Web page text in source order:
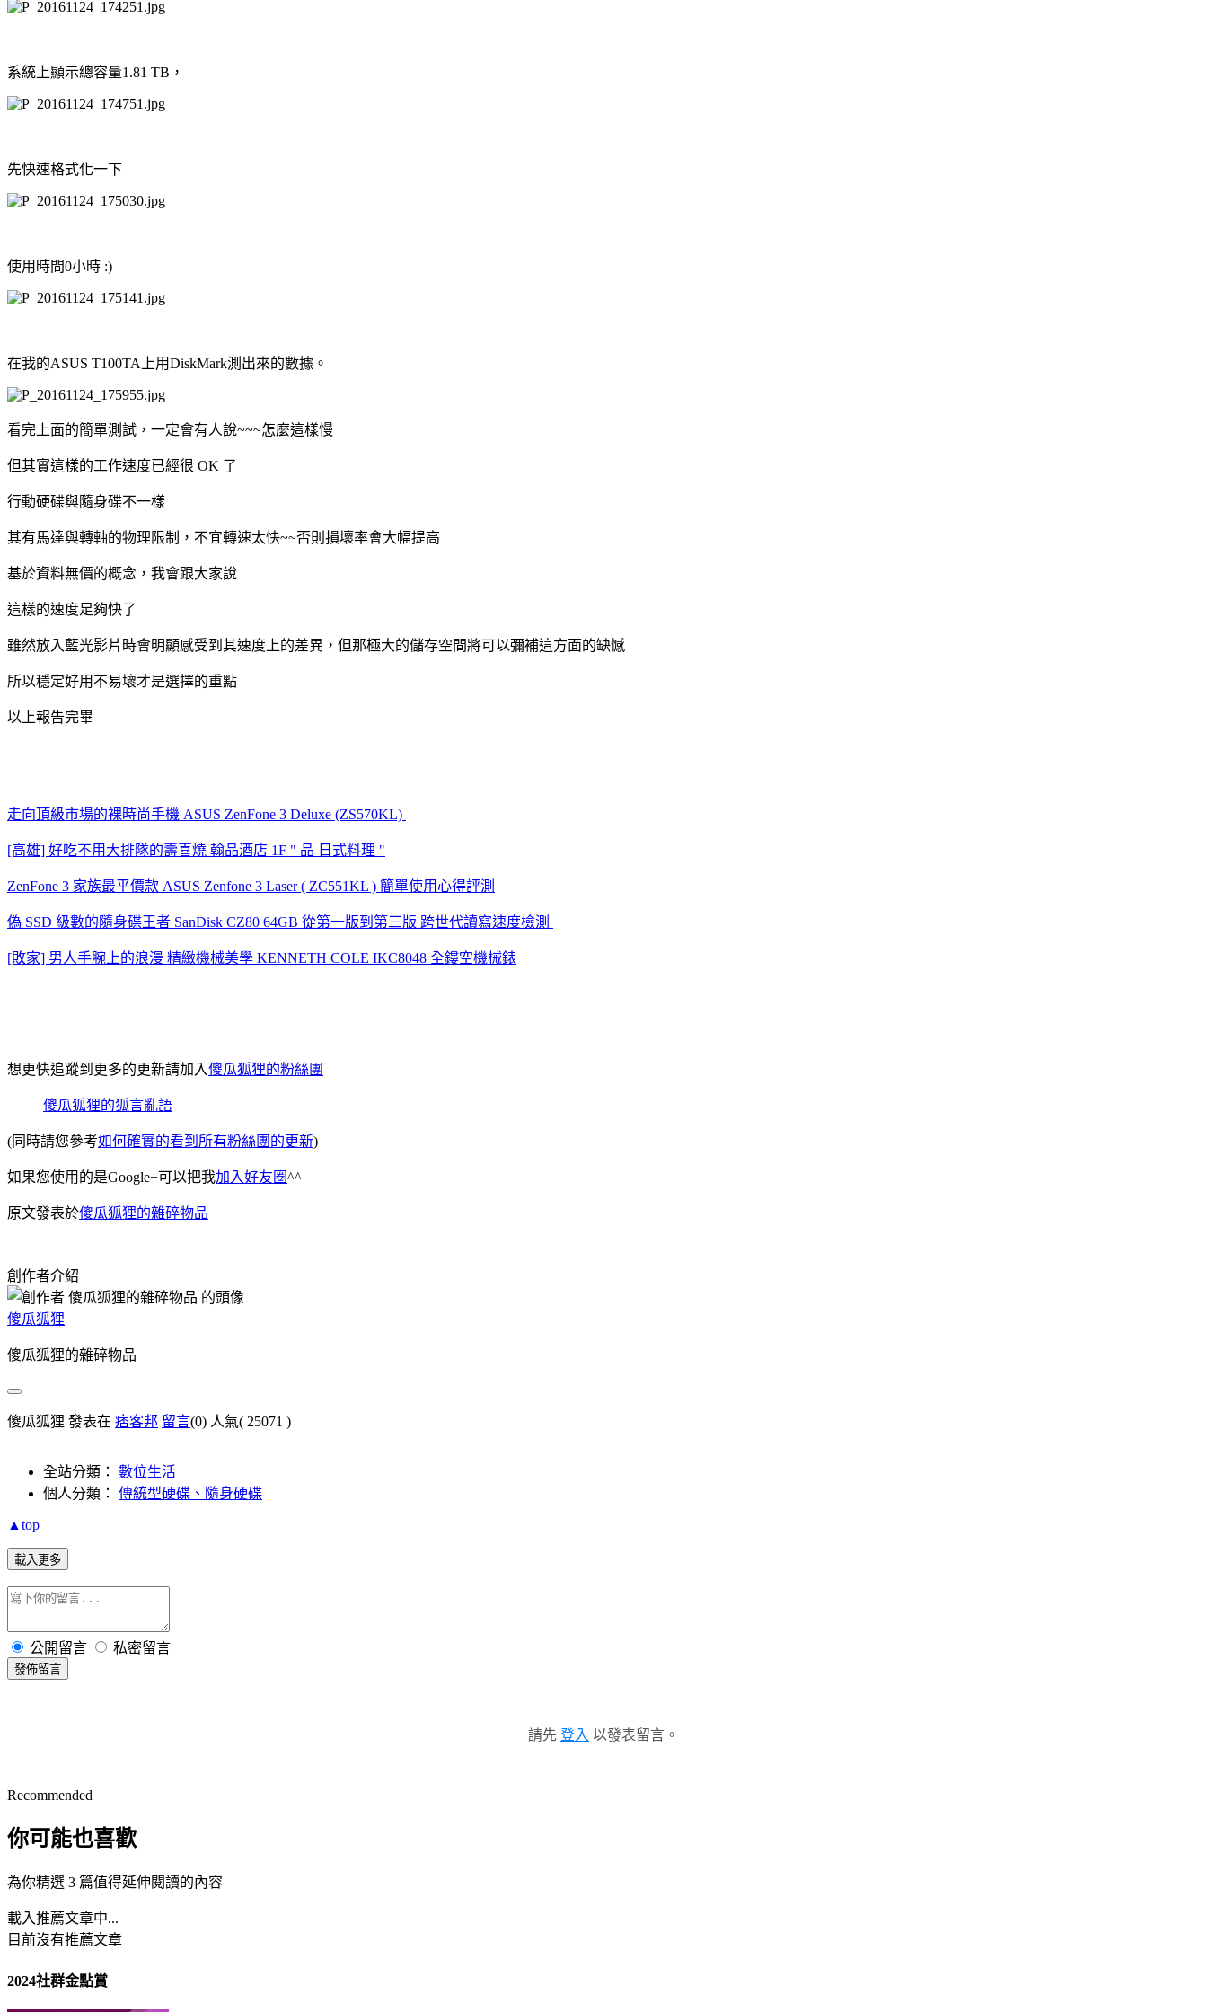
系統上顯示總容量1.81 TB，
先快速格式化一下
使用時間0小時 :)
在我的ASUS T100TA上用DiskMark測出來的數據。
看完上面的簡單測試，一定會有人說~~~怎麼這樣慢
但其實這樣的工作速度已經很 OK 了
行動硬碟與隨身碟不一樣
其有馬達與轉軸的物理限制，不宜轉速太快~~否則損壞率會大幅提高
基於資料無價的概念，我會跟大家說
這樣的速度足夠快了
雖然放入藍光影片時會明顯感受到其速度上的差異，但那極大的儲存空間將可以彌補這方面的缺憾
所以穩定好用不易壞才是選擇的重點
以上報告完畢
走向頂級市場的裸時尚手機 ASUS ZenFone 3 Deluxe (ZS570KL)
[高雄] 好吃不用大排隊的壽喜燒 翰品酒店 1F " 品 日式料理 "
ZenFone 3 家族最平價款 ASUS Zenfone 3 Laser ( ZC551KL ) 簡單使用心得評測
偽 SSD 級數的隨身碟王者 SanDisk CZ80 64GB 從第一版到第三版 跨世代讀寫速度檢測
[敗家] 男人手腕上的浪漫 精緻機械美學 KENNETH COLE IKC8048 全鏤空機械錶
想更快追蹤到更多的更新請加入傻瓜狐狸的粉絲團
傻瓜狐狸的狐言亂語
(同時請您參考如何確實的看到所有粉絲團的更新)
如果您使用的是Google+可以把我加入好友圈^^
原文發表於傻瓜狐狸的雜碎物品
創作者介紹
傻瓜狐狸
傻瓜狐狸的雜碎物品
傻瓜狐狸 發表在 痞客邦 留言(0) 人氣( 25071 )
全站分類： 數位生活
個人分類： 傳統型硬碟、隨身硬碟
▲top
載入更多
公開留言 私密留言
發佈留言
請先 登入 以發表留言。
Recommended
你可能也喜歡
為你精選 3 篇值得延伸閱讀的內容
載入推薦文章中...
目前沒有推薦文章
2024社群金點賞